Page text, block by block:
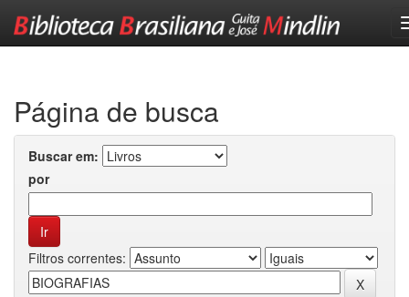
Página de busca
Buscar em:
por
Filtros correntes: